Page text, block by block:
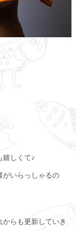
嬉しくて♪
がいらっしゃるの
らも更新していき